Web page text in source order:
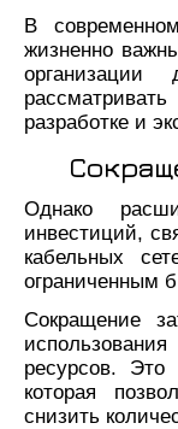
В
жизненно
разработке и
Однако
инвестиций,
кабельных
ограниченным
Сокращение
ресурсов. Это
которая
снизить